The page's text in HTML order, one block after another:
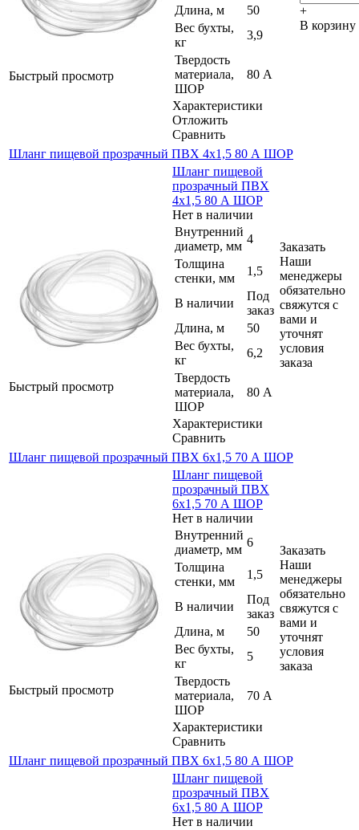
Быстрый просмотр
Длина, м
50
Вес бухты,
кг
3,9
Твердость
материала,
ШОР
80 А
Характеристики
Отложить
Сравнить
+
В корзину
Шланг пищевой прозрачный ПВХ 4х1,5 80 А ШОР
Быстрый просмотр
Шланг пищевой
прозрачный ПВХ
4х1,5 80 А ШОР
Нет в наличии
Внутренний
диаметр, мм
4
Толщина
стенки, мм
1,5
В наличии
Под
заказ
Длина, м
50
Вес бухты,
кг
6,2
Твердость
материала,
ШОР
80 А
Характеристики
Сравнить
Заказать
Наши
менеджеры
обязательно
свяжутся с
вами и
уточнят
условия
заказа
Шланг пищевой прозрачный ПВХ 6х1,5 70 А ШОР
Быстрый просмотр
Шланг пищевой
прозрачный ПВХ
6х1,5 70 А ШОР
Нет в наличии
Внутренний
диаметр, мм
6
Толщина
стенки, мм
1,5
В наличии
Под
заказ
Длина, м
50
Вес бухты,
кг
5
Твердость
материала,
ШОР
70 А
Характеристики
Сравнить
Заказать
Наши
менеджеры
обязательно
свяжутся с
вами и
уточнят
условия
заказа
Шланг пищевой прозрачный ПВХ 6х1,5 80 А ШОР
Шланг пищевой
прозрачный ПВХ
6х1,5 80 А ШОР
Нет в наличии